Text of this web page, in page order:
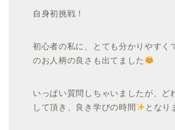
自身初挑戦！
初心者の私に、とても分かりやすく
のお人柄の良さも出てました
いっぱい質問しちゃいましたが、ど
して頂き、良き学びの時間
となり